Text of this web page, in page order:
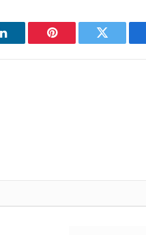
تويتر بينتيريست